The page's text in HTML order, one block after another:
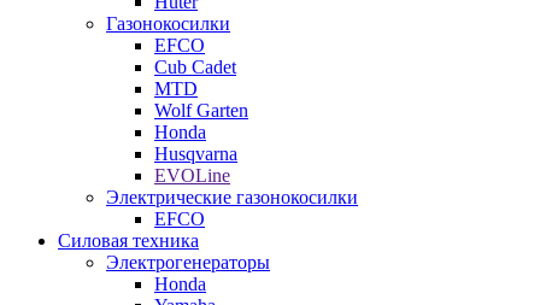
Газонокосилки
EFCO
Cub Cadet
MTD
Wolf Garten
Honda
Husqvarna
EVOLine
Электрические газонокосилки
EFCO
Силовая техника
Электрогенераторы
Honda